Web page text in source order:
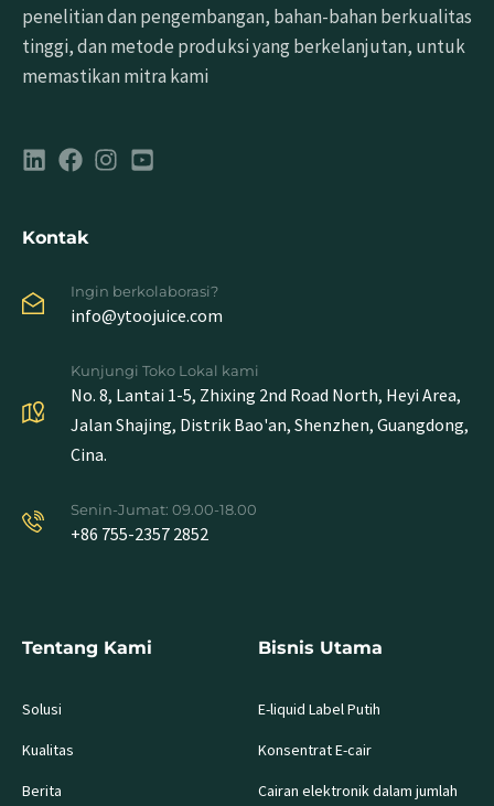
penelitian dan pengembangan, bahan-bahan berkualitas
tinggi, dan metode produksi yang berkelanjutan, untuk
memastikan mitra kami
Kontak
Ingin berkolaborasi?
info@ytoojuice.com
Kunjungi Toko Lokal kami
No. 8, Lantai 1-5, Zhixing 2nd Road North, Heyi Area,
Jalan Shajing, Distrik Bao'an, Shenzhen, Guangdong,
Cina.
Senin-Jumat: 09.00-18.00
+86 755-2357 2852
Tentang Kami
Solusi
Kualitas
Berita
Bisnis Utama
E-liquid Label Putih
Konsentrat E-cair
Cairan elektronik dalam jumlah